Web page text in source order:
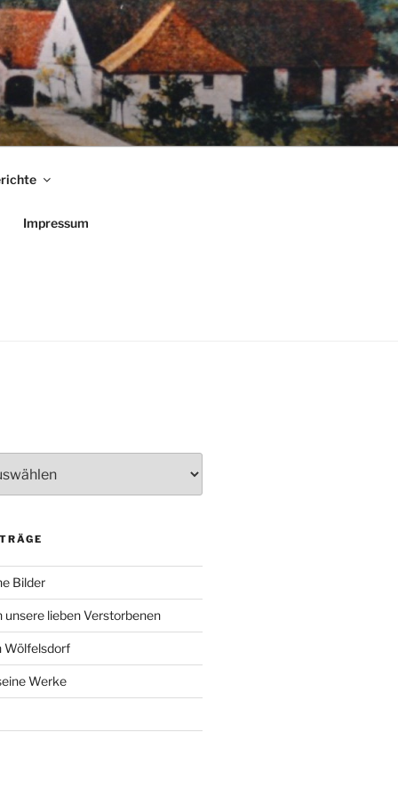
Impressum
Bilder
unsere lieben Verstorbenen
Wölfelsdorf
Werke